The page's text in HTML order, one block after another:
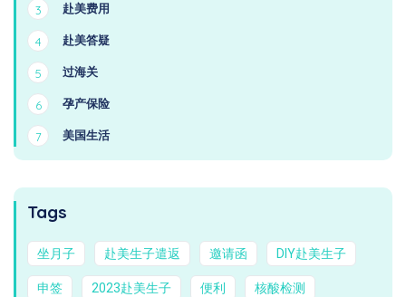
3 赴美费用
4 赴美答疑
5 过海关
6 孕产保险
7 美国生活
Tags
坐月子 赴美生子遣返 邀请函 DIY赴美生子
申签 2023赴美生子 便利 核酸检测